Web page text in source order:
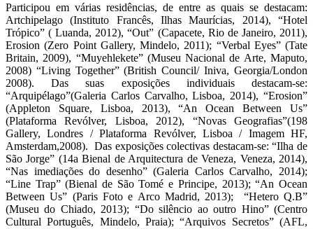
Participou em várias residências, de entre as quais se destacam:
Artchipelago (Instituto Francês, Ilhas Maurícias, 2014), “Hotel
Trópico” ( Luanda, 2012), “Out” (Capacete, Rio de Janeiro, 2011),
Erosion (Zero Point Gallery, Mindelo, 2011); “Verbal Eyes” (Tate
Britain, 2009), “Muyehlekete” (Museu Nacional de Arte, Maputo,
2008) “Living Together” (British Council/ Iniva, Georgia/London
2008). Das suas exposições individuais destacam-se:
“Arquipélago”(Galeria Carlos Carvalho, Lisboa, 2014), “Erosion”
(Appleton Square, Lisboa, 2013), “An Ocean Between Us”
(Plataforma Revólver, Lisboa, 2012), “Novas Geografias”(198
Gallery, Londres / Plataforma Revólver, Lisboa / Imagem HF,
Amsterdam,2008). Das exposições colectivas destacam-se: “Ilha de
São Jorge” (14a Bienal de Arquitectura de Veneza, Veneza, 2014),
“Nas imediações do desenho” (Galeria Carlos Carvalho, 2014);
“Line Trap” (Bienal de São Tomé e Principe, 2013); “An Ocean
Between Us” (Paris Foto e Arco Madrid, 2013); “Hetero Q.B”
(Museu do Chiado, 2013); “Do silêncio ao outro Hino” (Centro
Cultural Português, Mindelo, Praia); “Arquivos Secretos” (AFL,